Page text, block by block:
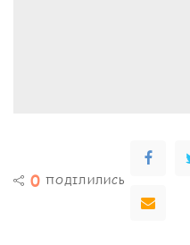
0 ПОДІЛИЛИСЬ